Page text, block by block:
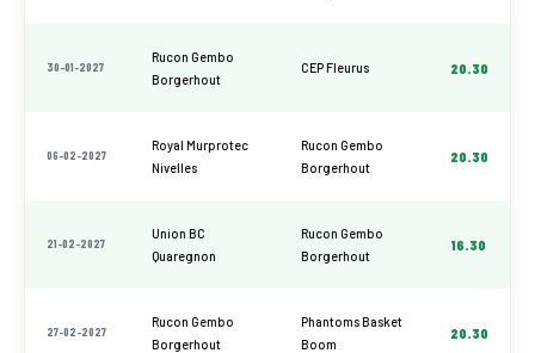
30-01-2027
Rucon Gembo
Borgerhout
CEP Fleurus 20.30
06-02-2027
Royal Murprotec
Nivelles
Rucon Gembo
Borgerhout
20.30
21-02-2027
Union BC
Quaregnon
Rucon Gembo
Borgerhout
16.30
27-02-2027
Rucon Gembo
Borgerhout
Phantoms Basket
Boom
20.30